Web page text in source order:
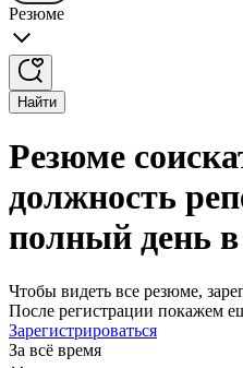
Резюме
Найти
Резюме
должность
полный день
Чтобы видеть все резюме,
После регистрации покажем
Зарегистрироваться
За всё время